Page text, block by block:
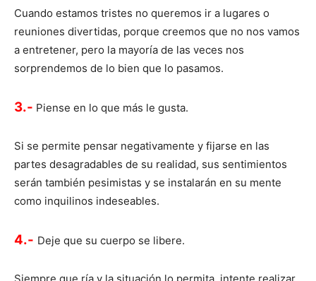
Cuando estamos tristes no queremos ir a lugares o
reuniones divertidas, porque creemos que no nos vamos
a entretener, pero la mayoría de las veces nos
sorprendemos de lo bien que lo pasamos.
3.- Piense en lo que más le gusta.
Si se permite pensar negativamente y fijarse en las
partes desagradables de su realidad, sus sentimientos
serán también pesimistas y se instalarán en su mente
como inquilinos indeseables.
4.- Deje que su cuerpo se libere.